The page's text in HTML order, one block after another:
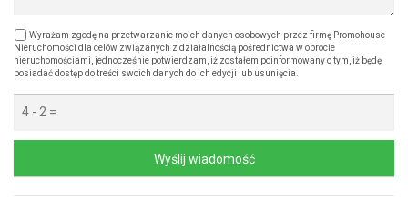
Wyrażam zgodę na przetwarzanie moich danych osobowych przez firmę Promohouse
Nieruchomości dla celów związanych z działalnością pośrednictwa w obrocie
nieruchomościami, jednocześnie potwierdzam, iż zostałem poinformowany o tym, iż będę
posiadać dostęp do treści swoich danych do ich edycji lub usunięcia.
Wyślij wiadomość